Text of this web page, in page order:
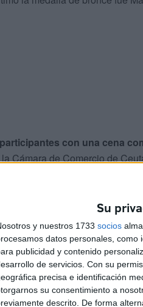
Su
y nuestros 1733 socios
datos personales,
publicidad y contenido
de servicios. Con su
precisa e identificación
su consentimiento a
descrito. De forma
con una cena
Cámara de Comercio de
de los integrantes
que
España.